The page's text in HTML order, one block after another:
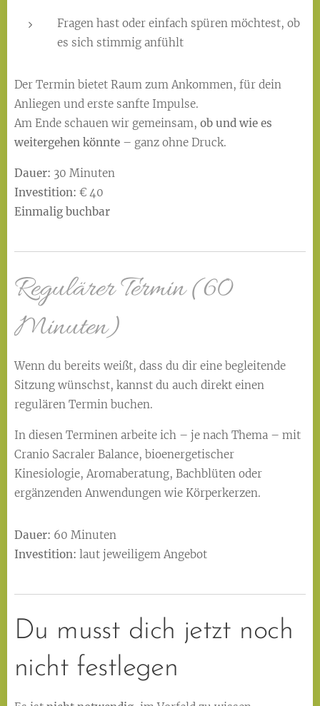
Fragen hast oder einfach spüren möchtest, ob
es sich stimmig anfühlt
Der Termin bietet Raum zum Ankommen, für dein
Anliegen und erste sanfte Impulse.
Am Ende schauen wir gemeinsam, ob und wie es
weitergehen könnte – ganz ohne Druck.
Dauer: 30 Minuten
Investition: € 40
Einmalig buchbar
Regulärer Termin (60
Minuten)
Wenn du bereits weißt, dass du dir eine begleitende
Sitzung wünschst, kannst du auch direkt einen
regulären Termin buchen.
In diesen Terminen arbeite ich – je nach Thema – mit
Cranio Sacraler Balance, bioenergetischer
Kinesiologie, Aromaberatung, Bachblüten oder
ergänzenden Anwendungen wie Körperkerzen.
Dauer: 60 Minuten
Investition: laut jeweiligem Angebot
Du musst dich jetzt noch
nicht festlegen